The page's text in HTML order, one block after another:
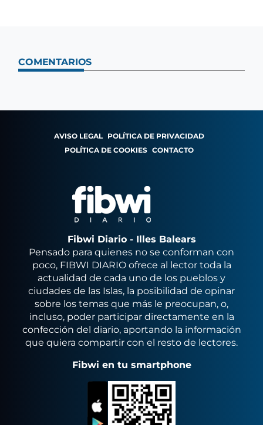
COMENTARIOS
AVISO LEGAL POLÍTICA DE PRIVACIDAD
POLÍTICA DE COOKIES CONTACTO
Fibwi Diario - Illes Balears
Pensado para quienes no se conforman con
poco, FIBWI DIARIO ofrece al lector toda la
actualidad de cada uno de los pueblos y
ciudades de las Islas, la posibilidad de opinar
sobre los temas que más le preocupan, o,
incluso, poder participar directamente en la
confección del diario, aportando la información
que quiera compartir con el resto de lectores.
Fibwi en tu smartphone